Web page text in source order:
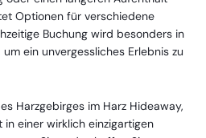
Optionen für verschiedene
Buchung wird besonders in
ein unvergessliches Erlebnis zu
Harzgebirges im Harz Hideaway,
einer wirklich einzigartigen